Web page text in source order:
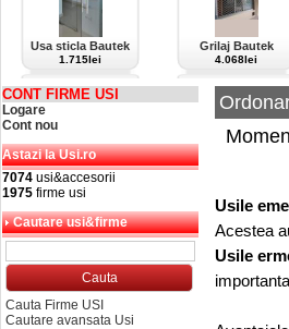
Usa sticla Bautek
1.715lei
Grilaj Bautek
4.068lei
CONT FIRME USI
Logare
Cont nou
Astazi la Usi.ro
7074 usi&accesorii
1975 firme usi
Cautare usi&firme
Cauta Firme USI
Cautare avansata Usi
Usile
Acestea
Usile